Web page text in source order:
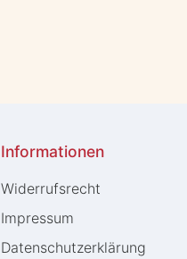
Informationen
Widerrufs­recht
Impressum
Daten­schutz­erklärung